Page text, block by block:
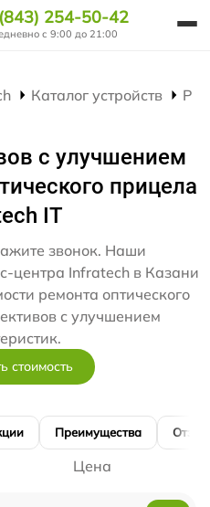
254-50-42
с 9:00 до 21:00
Каталог устройств
с улучшением
прицела
IT
звонок. Наши
центра Infratech в Казани
ремонта оптического
с улучшением
стоимость
Преимущества
Цена